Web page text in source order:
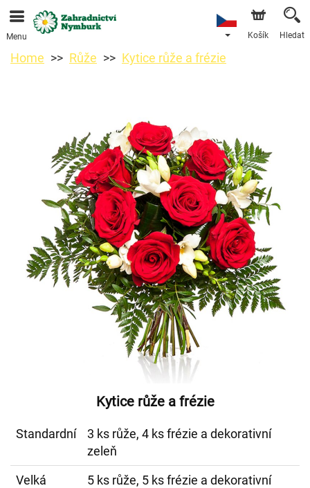
Objednávky přes e-shop přijímáme. Nejbližší možné
doručení je od 11.8.2026 z důvodu dovolené.
Menu Košík Hledat
Home Růže Kytice růže a frézie
Kytice růže a frézie
Standardní
3 ks růže, 4 ks frézie a dekorativní
zeleň
Velká
5 ks růže, 5 ks frézie a dekorativní